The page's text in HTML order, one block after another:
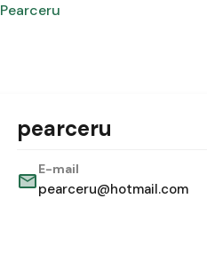
Pearceru
pearceru
E-mail
pearceru@hotmail.com